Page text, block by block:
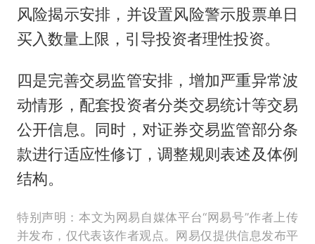
风险揭示安排，并设置风险警示股票单日
买入数量上限，引导投资者理性投资。
四是完善交易监管安排，增加严重异常波
动情形，配套投资者分类交易统计等交易
公开信息。同时，对证券交易监管部分条
款进行适应性修订，调整规则表述及体例
结构。
特别声明：本文为网易自媒体平台“网易号”作者上传
并发布，仅代表该作者观点。网易仅提供信息发布平